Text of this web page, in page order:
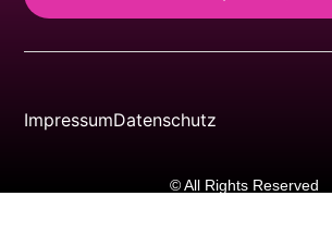
ImpressumDatenschutz
© All Rights Reserved